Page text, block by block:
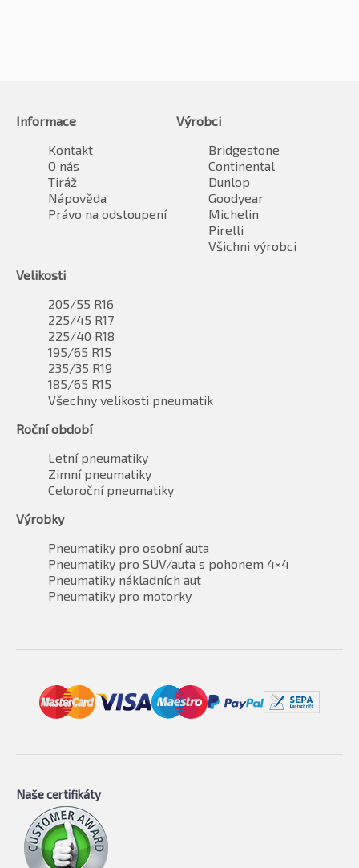
Informace
Kontakt
O nás
Tiráž
Nápověda
Právo na odstoupení
Výrobci
Bridgestone
Continental
Dunlop
Goodyear
Michelin
Pirelli
Všichni výrobci
Velikosti
205/55 R16
225/45 R17
225/40 R18
195/65 R15
235/35 R19
185/65 R15
Všechny velikosti pneumatik
Roční období
Letní pneumatiky
Zimní pneumatiky
Celoroční pneumatiky
Výrobky
Pneumatiky pro osobní auta
Pneumatiky pro SUV/auta s pohonem 4×4
Pneumatiky nákladních aut
Pneumatiky pro motorky
Naše certifikáty